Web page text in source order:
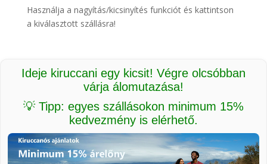
Használja a nagyítás/kicsinyítés funkciót és kattintson
a kiválasztott szállásra!
Ideje kiruccani egy kicsit! Végre olcsóbban
várja álomutazása!
💡 Tipp: egyes szállásokon minimum 15%
kedvezmény is elérhető.